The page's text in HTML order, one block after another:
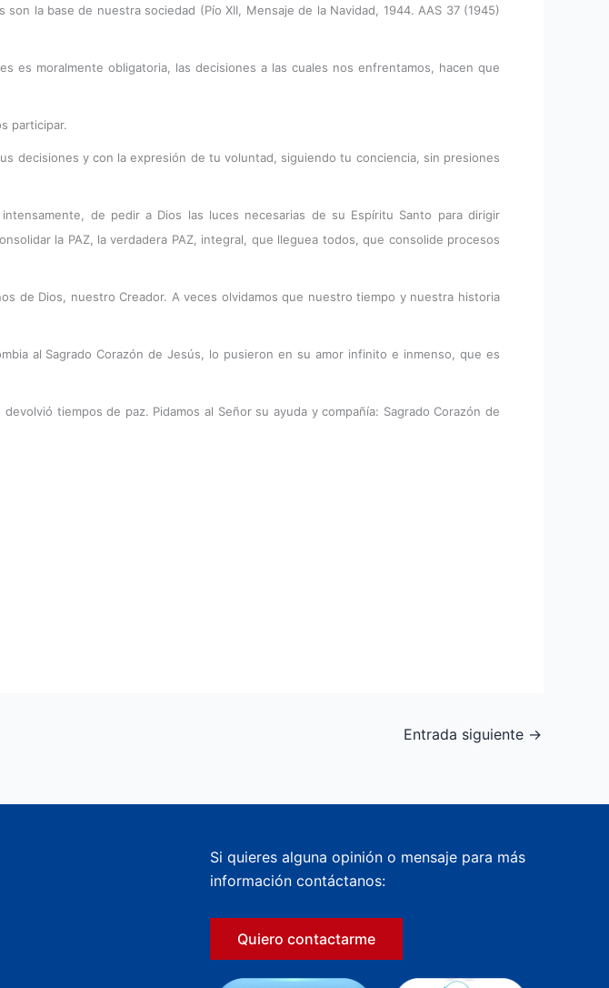
la base de nuestra sociedad (Pío XII, Mensaje de la Navidad, 1944. AAS 37 (1945)
es moralmente obligatoria, las decisiones a las cuales nos enfrentamos, hacen que
participar.
decisiones y con la expresión de tu voluntad, siguiendo tu conciencia, sin presiones
de pedir a Dios las luces necesarias de su Espíritu Santo para dirigir
la PAZ, la verdadera PAZ, integral, que lleguea todos, que consolide procesos
de Dios, nuestro Creador. A veces olvidamos que nuestro tiempo y nuestra historia
al Sagrado Corazón de Jesús, lo pusieron en su amor infinito e inmenso, que es
tiempos de paz. Pidamos al Señor su ayuda y compañía: Sagrado Corazón de
Entrada siguiente →
Si quieres alguna opinión o mensaje para más
información contáctanos:
Quiero contactarme